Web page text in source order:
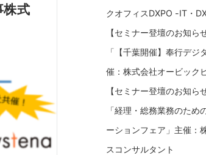
式
クオフィスDXPO -IT・DX
【セミナー登壇のお知
「【千葉開催】奉行デ
催：株式会社オービック
【セミナー登壇のお知
「経理・総務業務のため
ーションフェア」主催：
スコンサルタント